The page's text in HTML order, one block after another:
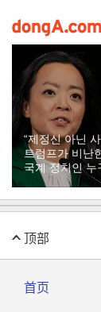
“제정신 아닌
트럼프가 비난
국계 정치인 누
顶部
首页